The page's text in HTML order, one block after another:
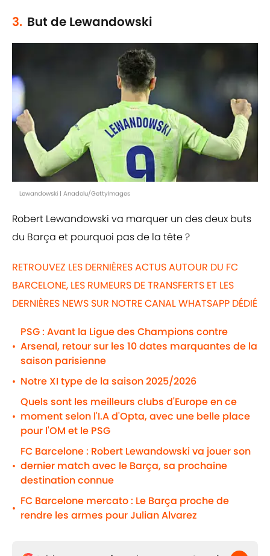
3. But de Lewandowski
Lewandowski | Anadolu/GettyImages
Robert Lewandowski va marquer un des deux buts
du Barça et pourquoi pas de la tête ?
RETROUVEZ LES DERNIÈRES ACTUS AUTOUR DU FC
BARCELONE, LES RUMEURS DE TRANSFERTS ET LES
DERNIÈRES NEWS SUR NOTRE CANAL WHATSAPP DÉDIÉ
•
PSG : Avant la Ligue des Champions contre
Arsenal, retour sur les 10 dates marquantes de la
saison parisienne
• Notre XI type de la saison 2025/2026
•
Quels sont les meilleurs clubs d'Europe en ce
moment selon l'I.A d'Opta, avec une belle place
pour l'OM et le PSG
•
FC Barcelone : Robert Lewandowski va jouer son
dernier match avec le Barça, sa prochaine
destination connue
•
FC Barcelone mercato : Le Barça proche de
rendre les armes pour Julian Alvarez